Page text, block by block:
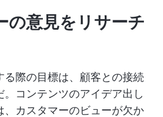
の意見をリサーチ
る際の目標は、顧客との接続
。コンテンツのアイデア出し
、カスタマーのビューが欠か